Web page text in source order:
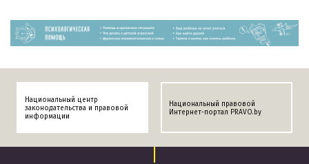
Национальный центр
законодательства и правовой
информации
Национальный правовой
Интернет-портал PRAVO.by